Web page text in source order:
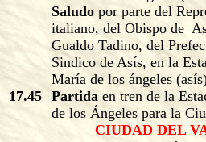
Saludo por parte del
italiano, del Obispo de
Gualdo Tadino, del
Sindico de Asís, en la
María de los ángeles
17.45 Partida en tren de la
de los Ángeles para la
CIUDAD DEL